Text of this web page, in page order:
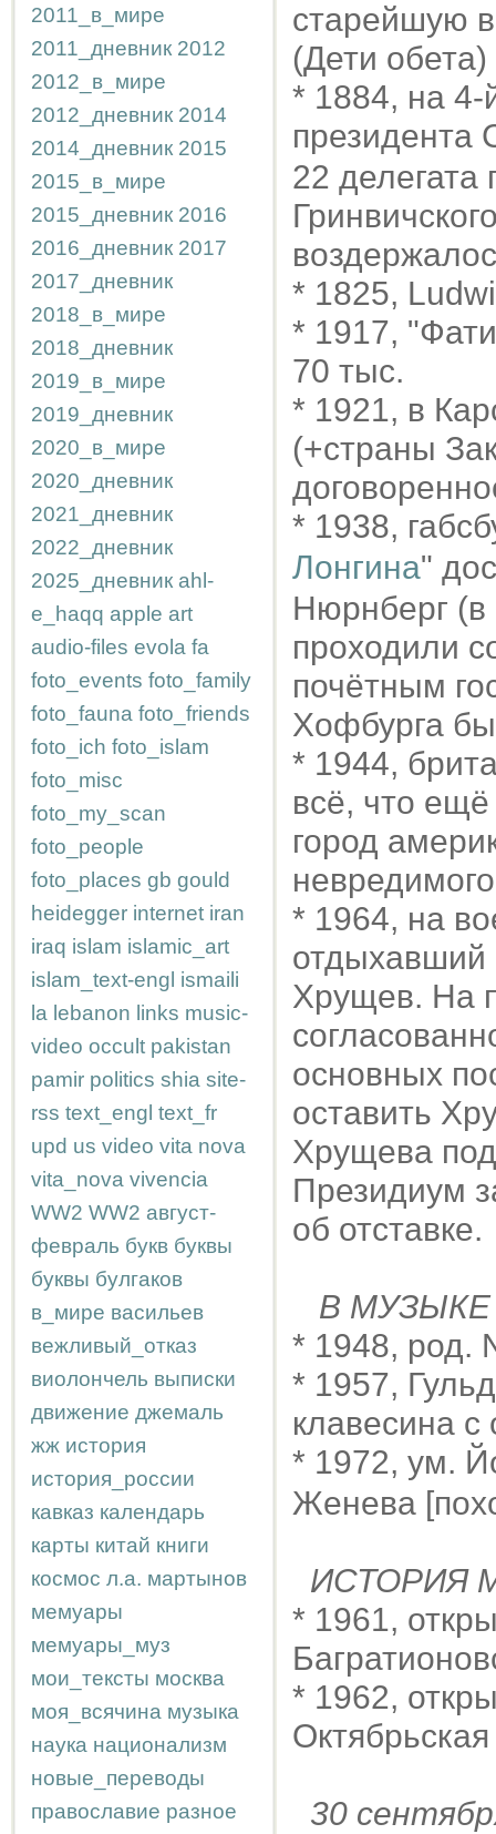
2011_в_мире
2011_дневник 2012
2012_в_мире
2012_дневник 2014
2014_дневник 2015
2015_в_мире
2015_дневник 2016
2016_дневник 2017
2017_дневник
2018_в_мире
2018_дневник
2019_в_мире
2019_дневник
2020_в_мире
2020_дневник
2021_дневник
2022_дневник
2025_дневник ahl-
e_haqq apple art
audio-files evola fa
foto_events foto_family
foto_fauna foto_friends
foto_ich foto_islam
foto_misc
foto_my_scan
foto_people
foto_places gb gould
heidegger internet iran
iraq islam islamic_art
islam_text-engl ismaili
la lebanon links music-
video occult pakistan
pamir politics shia site-
rss text_engl text_fr
upd us video vita nova
vita_nova vivencia
WW2 WW2 август-
февраль букв буквы
буквы булгаков
в_мире васильев
вежливый_отказ
виолончель выписки
движение джемаль
жж история
история_россии
кавказ календарь
карты китай книги
космос л.а. мартынов
мемуары
мемуары_муз
мои_тексты москва
моя_всячина музыка
наука национализм
новые_переводы
православие разное
старейшую
(Дети обета)
* 1884, на 4-
22 делегата
* 1825,
* 1917,
70 тыс.
* 1921, в
(+страны
* 1938,
Лонгина"
Нюрнберг (в
проходили
почётным
Хофбурга
* 1944,
всё, что
город
* 1964, на
отдыхавший
Хрущев. На
основных
оставить
Хрущева
Президиум
об отставке.
В МУЗЫКЕ
* 1948, род.
* 1957,
клавесина с
* 1972, ум.
Женева
ИСТОРИЯ
* 1961,
* 1962,
30